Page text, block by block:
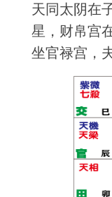
天同太阴在
星，财帛宫
坐官禄宫，